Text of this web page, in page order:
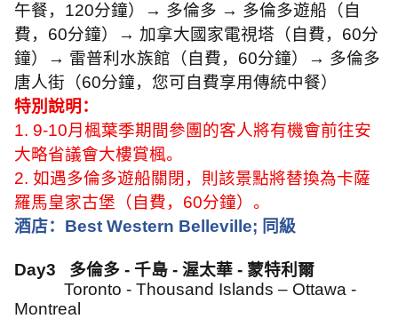
午餐， 120分鐘） → 多倫多 → 多倫多遊船（自
費， 60分鐘） → 加拿大國家電視塔（自費， 60分
鐘）
→ 雷普利水族館（自費， 60分鐘） → 多倫多
唐人街（60分鐘，您可自費享用傳統中餐）
特別說明：
1. 9-10月楓葉季期間參團的客人將有機會前往安
大略省議會大樓賞楓。
2. 如遇多倫多遊船關閉，則該景點將替換為卡薩
羅馬皇家古堡（自費， 60分鐘）。
酒店： Best Western Belleville; 同級
Day3 多倫多 - 千島 - 渥太華 - 蒙特利爾
Toronto - Thousand Islands – Ottawa -
Montreal